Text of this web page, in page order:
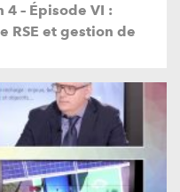
– Épisode VI :
RSE et gestion de